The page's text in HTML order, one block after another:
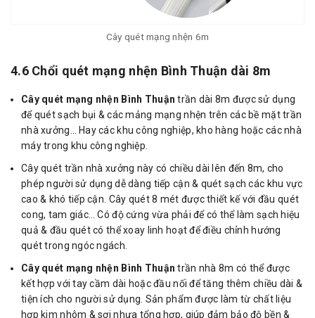
Cây quét mạng nhện 6m
4.6 Chổi quét mạng nhện Bình Thuận dài 8m
Cây quét mạng nhện Bình Thuận trần dài 8m được sử dụng
để quét sạch bụi & các mảng mạng nhện trên các bề mặt trần
nhà xưởng… Hay các khu công nghiệp, kho hàng hoặc các nhà
máy trong khu công nghiệp.
Cây quét trần nhà xưởng này có chiều dài lên đến 8m, cho
phép người sử dụng dễ dàng tiếp cận & quét sạch các khu vực
cao & khó tiếp cận. Cây quét 8 mét được thiết kế với đầu quét
cong, tam giác… Có độ cứng vừa phải để có thể làm sạch hiệu
quả & đầu quét có thể xoay linh hoạt để điều chỉnh hướng
quét trong ngóc ngách.
Cây quét mạng nhện Bình Thuận trần nhà 8m có thể được
kết hợp với tay cầm dài hoặc đầu nối để tăng thêm chiều dài &
tiện ích cho người sử dụng. Sản phẩm được làm từ chất liệu
hợp kim nhôm & sợi nhựa tổng hợp, giúp đảm bảo độ bền &